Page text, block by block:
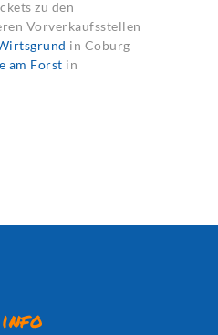
zu den
Vorverkaufsstellen
in Coburg
am Forst in
info